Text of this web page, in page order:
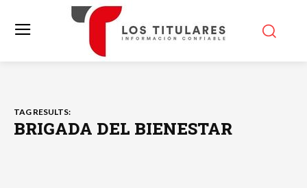
TAG RESULTS:
BRIGADA DEL BIENESTAR